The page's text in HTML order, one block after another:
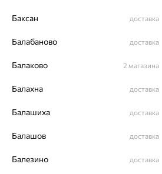
Баксан доставка
Балабаново доставка
Балаково 2 магазина
Балахна доставка
Балашиха доставка
Балашов доставка
Балезино доставка